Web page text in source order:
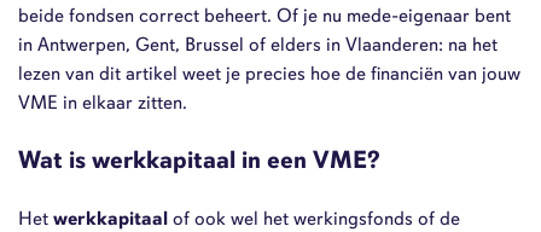
beide fondsen correct beheert. Of je nu mede-eigenaar bent
in Antwerpen, Gent, Brussel of elders in Vlaanderen: na het
lezen van dit artikel weet je precies hoe de financiën van jouw
VME in elkaar zitten.
Wat is werkkapitaal in een VME?
Het werkkapitaal of ook wel het werkingsfonds of de